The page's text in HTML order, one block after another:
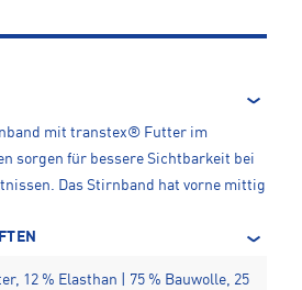
mit transtex® Futter im
sorgen für bessere Sichtbarkeit bei
Das Stirnband hat vorne mittig
12 % Elasthan | 75 % Bauwolle, 25